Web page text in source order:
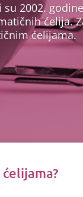
2002.
ćelija.
ćelijama.